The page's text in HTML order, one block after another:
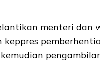
menteri dan